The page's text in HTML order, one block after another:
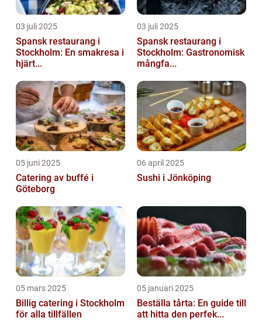
03 juli 2025
Spansk restaurang i
Stockholm: En smakresa i
hjärt...
03 juli 2025
Spansk restaurang i
Stockholm: Gastronomisk
mångfa...
05 juni 2025
Catering av buffé i
Göteborg
06 april 2025
Sushi i Jönköping
05 mars 2025
Billig catering i Stockholm
för alla tillfällen
05 januari 2025
Beställa tårta: En guide till
att hitta den perfek...